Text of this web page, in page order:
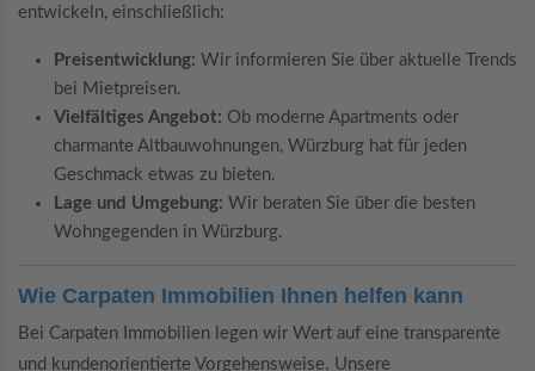
entwickeln, einschließlich:
Preisentwicklung: Wir informieren Sie über aktuelle Trends
bei Mietpreisen.
Vielfältiges Angebot: Ob moderne Apartments oder
charmante Altbauwohnungen, Würzburg hat für jeden
Geschmack etwas zu bieten.
Lage und Umgebung: Wir beraten Sie über die besten
Wohngegenden in Würzburg.
Wie Carpaten Immobilien Ihnen helfen kann
Bei Carpaten Immobilien legen wir Wert auf eine transparente
und kundenorientierte Vorgehensweise. Unsere